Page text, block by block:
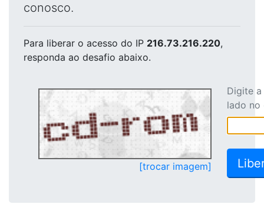
conosco.
Para liberar o acesso do IP 216.73.216.220,
responda ao desafio abaixo.
[trocar imagem]
Digite
lado no